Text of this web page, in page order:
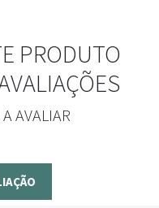
PRODUTO
AVALIAR